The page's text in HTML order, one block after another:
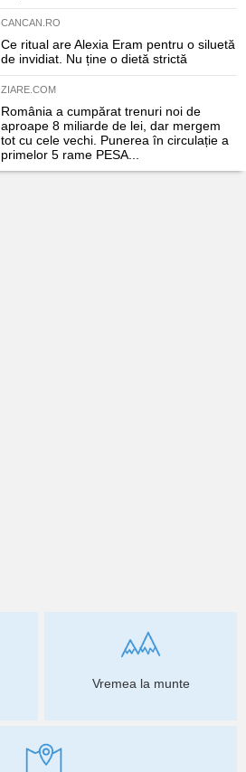
CANCAN.RO
Ce ritual are Alexia Eram pentru o siluetă
de invidiat. Nu ține o dietă strictă
ZIARE.COM
România a cumpărat trenuri noi de
aproape 8 miliarde de lei, dar mergem
tot cu cele vechi. Punerea în circulație a
primelor 5 rame PESA...
Vremea la munte